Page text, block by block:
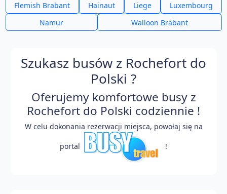
Flemish Brabant Hainaut Liege
Luxembourg
Namur
Walloon Brabant
Szukasz busów z Rochefort do
Polski ?
Oferujemy komfortowe busy z
Rochefort do Polski codziennie !
W celu dokonania rezerwacji miejsca, powołaj się na
portal !